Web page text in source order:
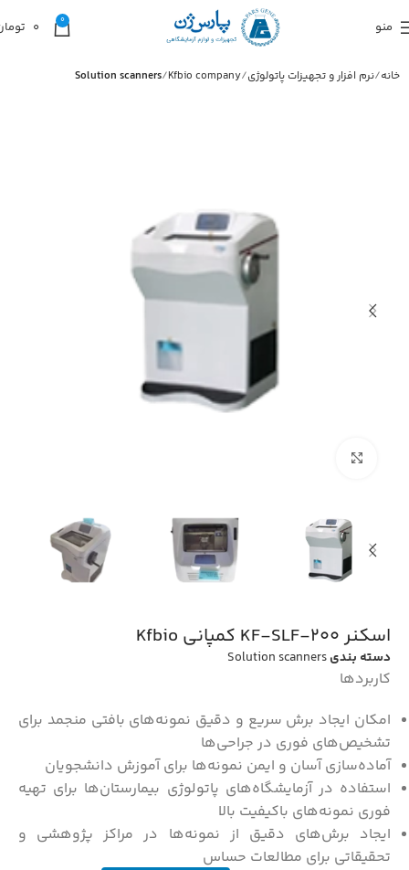
منو 0
0
خانه نرم افزار و تجهیزات پاتولوژی Kfbio company
Solution scanners
اسکنر KF-SLF-200 کمپانی Kfbio
دسته بندیSolution scanners
کاربردها
امکان ایجاد برش سریع و دقیق نمونه‌های بافتی منجمد برای
تشخیص‌های فوری در جراحی‌ها
آماده‌سازی آسان و ایمن نمونه‌ها برای آموزش دانشجویان
استفاده در آزمایشگاه‌های پاتولوژی بیمارستان‌ها برای تهیه
فوری نمونه‌های باکیفیت بالا
ایجاد برش‌های دقیق از نمونه‌ها در مراکز پژوهشی و
تحقیقاتی برای مطالعات حساس